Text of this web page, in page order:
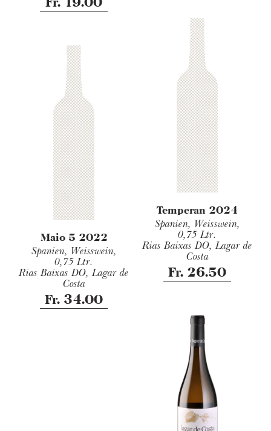
Temperan 2024
Spanien, Weisswein,
0,75 Ltr.
Rias Baixas DO, Lagar de
Costa
Fr. 26.50
Maio 5 2022
Spanien, Weisswein,
0,75 Ltr.
Rias Baixas DO, Lagar de
Costa
Fr. 34.00